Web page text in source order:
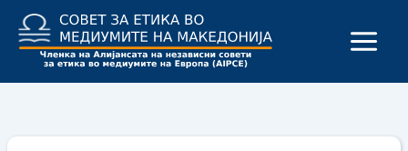
content